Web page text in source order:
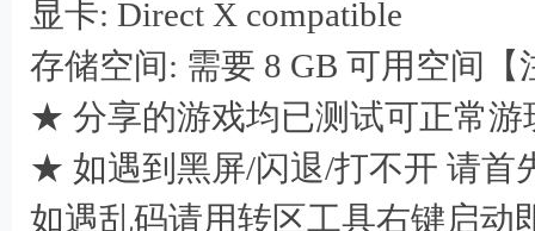
显卡: Direct X compatible
存储空间: 需要 8 GB 可用空间【
★ 分享的游戏均已测试可正常游
★ 如遇到黑屏/闪退/打不开 请首
如遇乱码请用转区工具右键启动